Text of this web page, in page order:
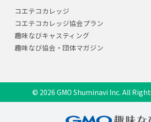
コエテコカレッジ
コエテコカレッジ協会プラン
趣味なびキャスティング
趣味なび協会・団体マガジン
© 2026 GMO Shuminavi Inc. All